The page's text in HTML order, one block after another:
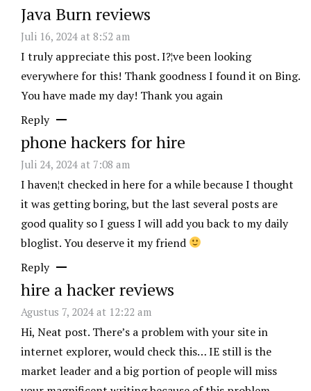
Java Burn reviews
Juli 16, 2024 at 8:52 am
I truly appreciate this post. I?¦ve been looking
everywhere for this! Thank goodness I found it on Bing.
You have made my day! Thank you again
Reply
phone hackers for hire
Juli 24, 2024 at 7:08 am
I haven¦t checked in here for a while because I thought
it was getting boring, but the last several posts are
good quality so I guess I will add you back to my daily
bloglist. You deserve it my friend
Reply
hire a hacker reviews
Agustus 7, 2024 at 12:22 am
Hi, Neat post. There’s a problem with your site in
internet explorer, would check this… IE still is the
market leader and a big portion of people will miss